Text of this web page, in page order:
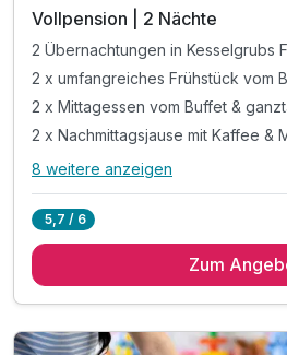
Vollpension | 2 Nächte
2 Übernachtungen in Kesselgrubs
2 x umfangreiches Frühstück vom
2 x Mittagessen vom Buffet &
2 x Nachmittagsjause mit Kaffee &
Alle Inklusivleistungen
2 x umfangreiches Frühstück vom
2 x 5-Gang.Verwöhn.Menü. mit 3
8 weitere anzeigen
5,7 / 6
Zum